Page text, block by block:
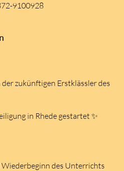
9100928
zukünftigen Erstklässler des
in Rhede gestartet ✨
Wiederbeginn des Unterrichts